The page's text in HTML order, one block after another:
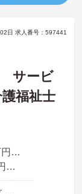
日 求人番号：597441
サービ
福祉士
月収 18.5万円～24.0万円程度（諸手当込）
年収 292万円～380万円程度（諸手当込）